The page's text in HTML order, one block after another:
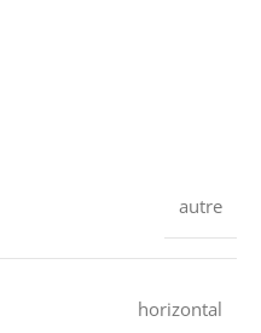
autre
horizontal